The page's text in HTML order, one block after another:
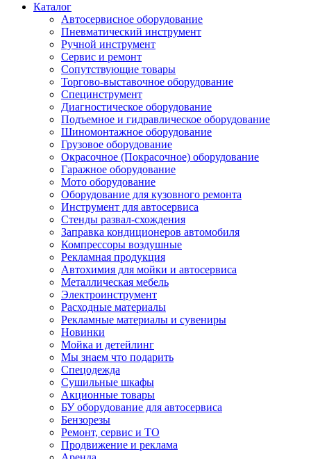
Каталог
Автосервисное оборудование
Пневматический инструмент
Ручной инструмент
Сервис и ремонт
Сопутствующие товары
Торгово-выставочное оборудование
Специнструмент
Диагностическое оборудование
Подъемное и гидравлическое оборудование
Шиномонтажное оборудование
Грузовое оборудование
Окрасочное (Покрасочное) оборудование
Гаражное оборудование
Мото оборудование
Оборудование для кузовного ремонта
Инструмент для автосервиса
Стенды развал-схождения
Заправка кондиционеров автомобиля
Компрессоры воздушные
Рекламная продукция
Автохимия для мойки и автосервиса
Металлическая мебель
Электроинструмент
Расходные материалы
Рекламные материалы и сувениры
Новинки
Мойка и детейлинг
Мы знаем что подарить
Спецодежда
Сушильные шкафы
Акционные товары
БУ оборудование для автосервиса
Бензорезы
Ремонт, сервис и ТО
Продвижение и реклама